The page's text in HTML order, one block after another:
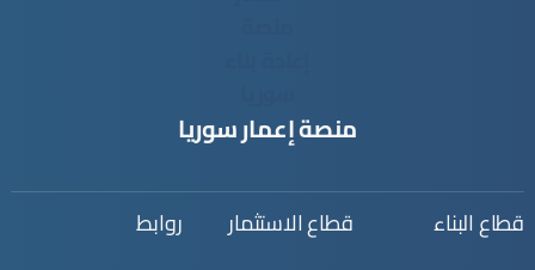
منصة إعمار سوريا
قطاع البناء قطاع الاستثمار روابط